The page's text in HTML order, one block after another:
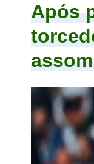
Após